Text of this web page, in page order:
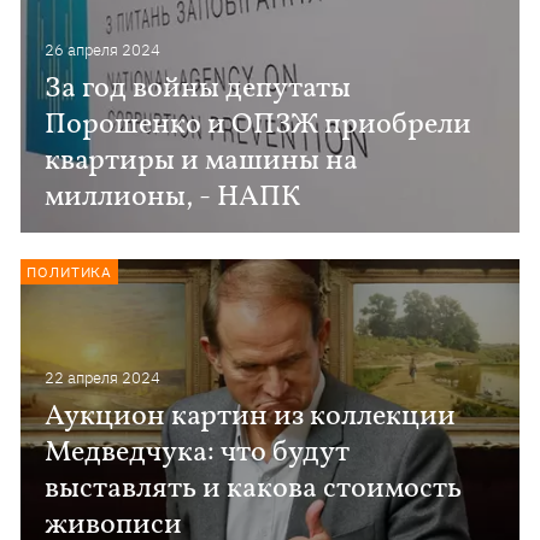
26 апреля 2024
За год войны депутаты
Порошенко и ОПЗЖ приобрели
квартиры и машины на
миллионы, - НАПК
22 апреля 2024
Аукцион картин из коллекции
Медведчука: что будут
выставлять и какова стоимость
живописи
ПОЛИТИКА